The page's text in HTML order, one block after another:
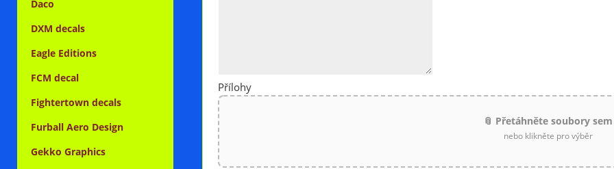
Přílohy
📎 Přetáhněte soubory sem
nebo klikněte pro výběr
Daco
DXM decals
Eagle Editions
FCM decal
Fightertown decals
Furball Aero Design
Gekko Graphics